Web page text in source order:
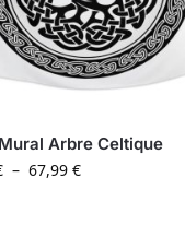
Arbre Celtique
– 67,99€